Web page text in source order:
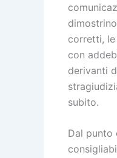
corretti, le
con
derivanti
subito.
Dal punto